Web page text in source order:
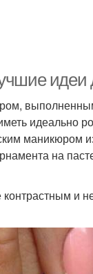
идеи
идеально
маникюром
на
и